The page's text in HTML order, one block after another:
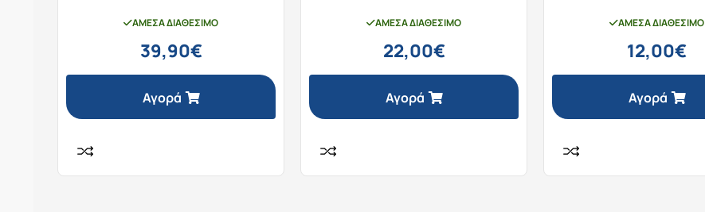
ΆΜΕΣΑ ΔΙΑΘΈΣΙΜΟ
39,90€
Αγορά
ΆΜΕΣΑ ΔΙΑΘΈΣΙΜΟ
22,00€
Αγορά
ΆΜΕΣΑ ΔΙΑΘΈΣΙΜΟ
12,00€
Αγορά